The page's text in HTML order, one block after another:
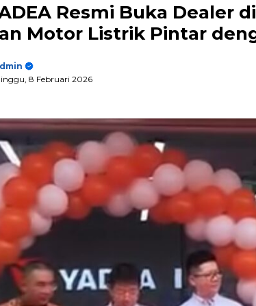
Resmi Buka Dealer
Motor Listrik Pintar
8 Februari 2026